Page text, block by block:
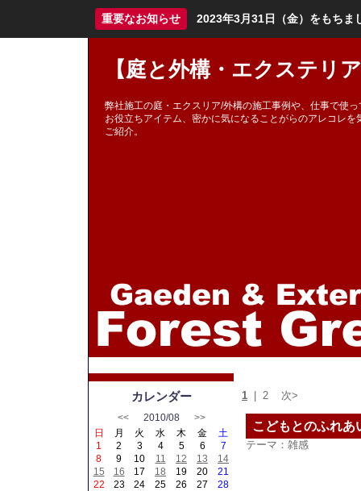
重要なお知らせ 2023年3月31日（金）をもちま
【庭と外構・エクステリ
弊社施工の庭・エクスリア/外構の施工事例や、仕事で使っ
お役立ちアイテム、密かに気になることがらのアレコレを
ご紹介。
1 2 次>
こどもとのふれあ
テーマ： 雑感
カレンダー
<<2010/08 >>
日
月 火 水 木 金
土
1
2 3 4 5 6
7
8
9 10 11 12 13
14
15
16 17 18 19 20
21
22
23 24 25 26 27
28